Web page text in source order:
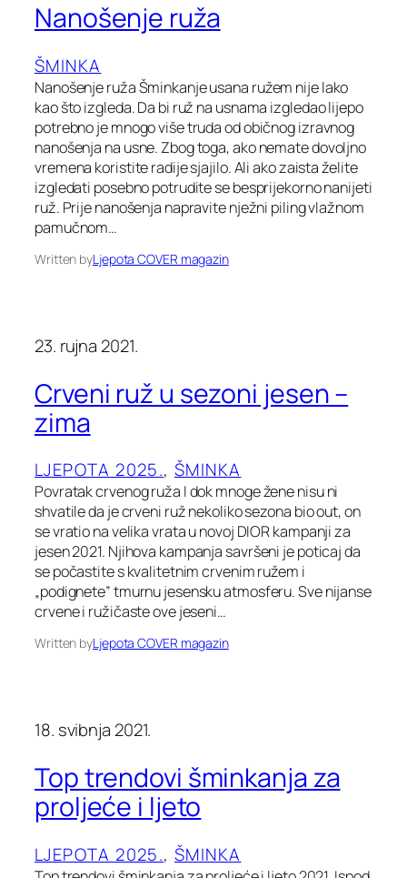
Nanošenje ruža
ŠMINKA
Nanošenje ruža Šminkanje usana ružem nije lako
kao što izgleda. Da bi ruž na usnama izgledao lijepo
potrebno je mnogo više truda od običnog izravnog
nanošenja na usne. Zbog toga, ako nemate dovoljno
vremena koristite radije sjajilo. Ali ako zaista želite
izgledati posebno potrudite se besprijekorno nanijeti
ruž. Prije nanošenja napravite nježni piling vlažnom
pamučnom…
Written byLjepota COVER magazin
23. rujna 2021.
Crveni ruž u sezoni jesen –
zima
LJEPOTA 2025., ŠMINKA
Povratak crvenog ruža I dok mnoge žene nisu ni
shvatile da je crveni ruž nekoliko sezona bio out, on
se vratio na velika vrata u novoj DIOR kampanji za
jesen 2021. Njihova kampanja savršeni je poticaj da
se počastite s kvalitetnim crvenim ružem i
„podignete” tmurnu jesensku atmosferu. Sve nijanse
crvene i ružičaste ove jeseni…
Written byLjepota COVER magazin
18. svibnja 2021.
Top trendovi šminkanja za
proljeće i ljeto
LJEPOTA 2025., ŠMINKA